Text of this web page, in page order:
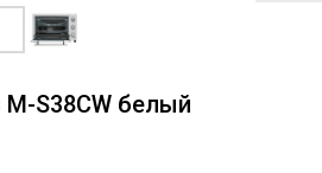
S38CW белый